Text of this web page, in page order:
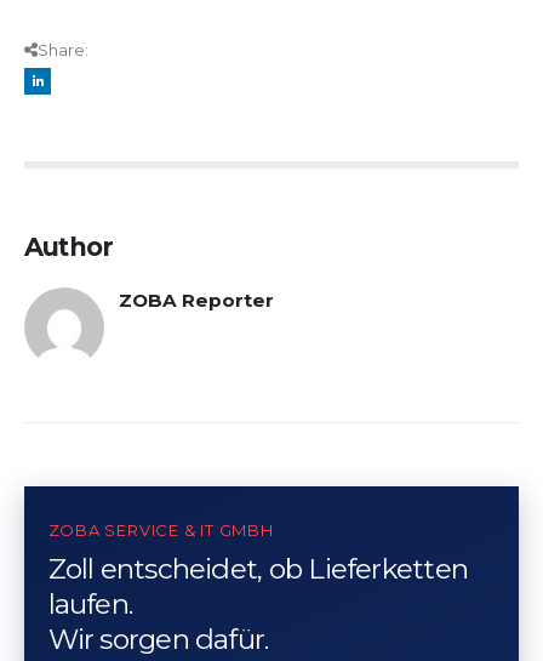
Share:
Author
ZOBA Reporter
ZOBA SERVICE & IT GMBH
Zoll entscheidet, ob Lieferketten
laufen.
Wir sorgen dafür.